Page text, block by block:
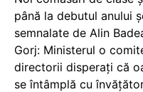
până la debutul anului
semnalate de Alin
Gorj: Ministerul o
directorii disperați că
se întâmplă cu